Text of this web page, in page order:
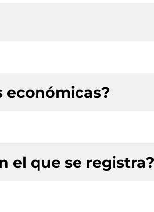
económicas?
el que se registra?